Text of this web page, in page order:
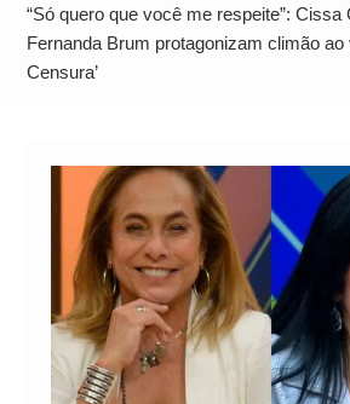
Operação Ágio: Ação policial na
suspeitos e mira rede ligada a
“Só quero que você me respeite”: Cissa
Fernanda Brum protagonizam climão ao
Censura’